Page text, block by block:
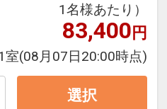
お子様について】
子様は無料
児のお子様は、施設
金)として以下のお支
にてかかります。
1名様あたり）
83,400円
室(08月07日20:00時点)
選択